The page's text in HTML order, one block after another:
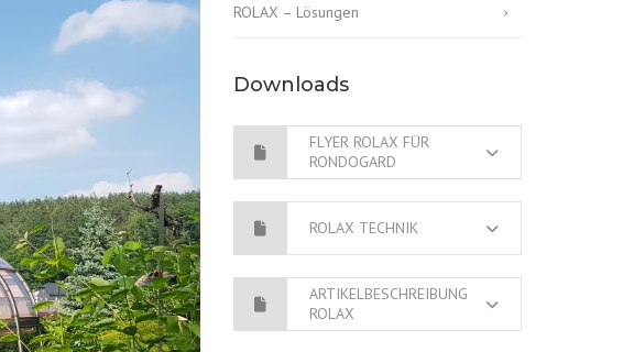
ROLAX – Lösungen
Downloads
FLYER ROLAX FÜR
RONDOGARD
ROLAX TECHNIK
ARTIKELBESCHREIBUNG
ROLAX